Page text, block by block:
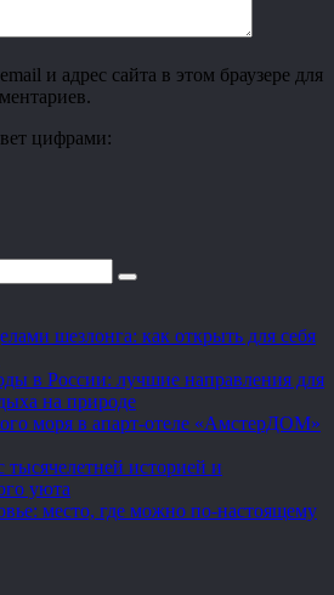
и адрес сайта в этом браузере для
цифрами:
шезлонга: как открыть для себя
в России: лучшие направления для
на природе
моря в апарт-отеле «АмстерДОМ»
историей и
уюта
место, где можно по-настоящему